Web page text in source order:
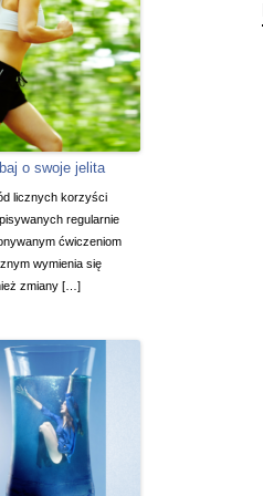
o swoje jelita
licznych korzyści
regularnie
ćwiczeniom
wymienia się
zmiany […]